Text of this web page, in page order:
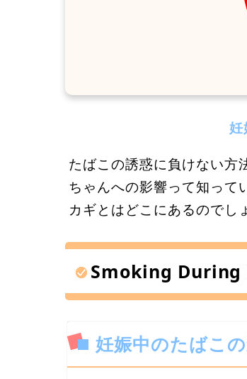
妊
たばこの誘惑に負けない方
ちゃんへの影響って知って
カギとはどこにあるのでし
Smoking During
妊娠中のたばこ